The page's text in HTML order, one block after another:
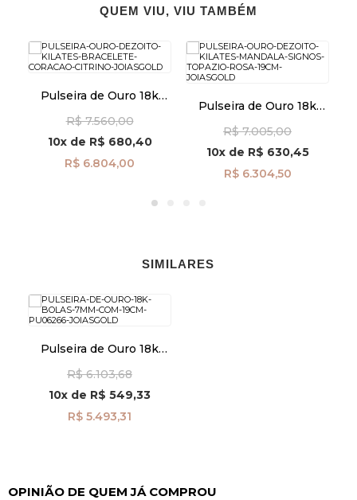
QUEM VIU, VIU TAMBÉM
Pulseira de Ouro 18k
Coração Citrino pu06555
R$ 7.560,00
10xde R$ 680,40
R$ 6.804,00
Pulseira de Ouro 18k
Topázio Rosa 19cm
pu06878
R$ 7.005,00
10xde R$ 630,45
R$ 6.304,50
SIMILARES
Pulseira de Ouro 18k
pu06266
R$ 6.103,68
10x de R$ 549,33
R$ 5.493,31
OPINIÃO DE QUEM JÁ COMPROU